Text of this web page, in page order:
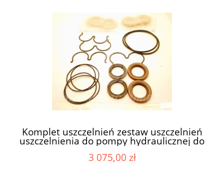
Komplet uszczelnień zestaw uszczelnień
uszczelnienia do pompy hydraulicznej do
pomp hydraulicznych David Brown
Hydreco 147308
3 075,00 zł